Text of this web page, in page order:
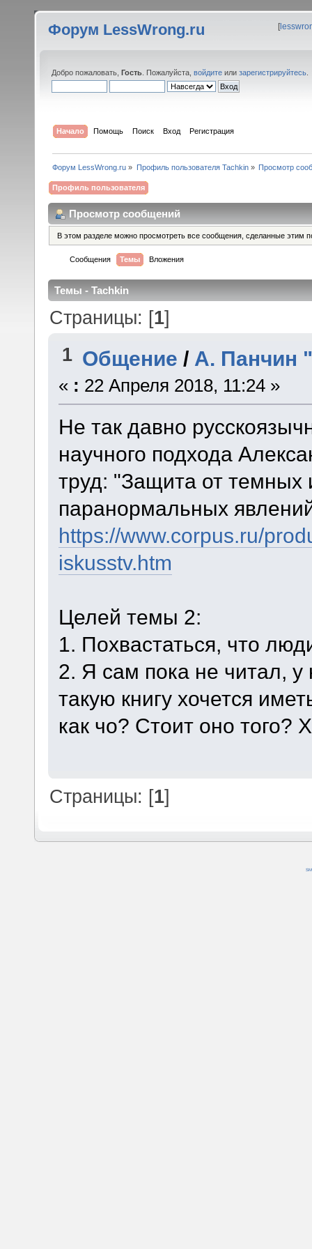
Форум LessWrong.ru [
Добро пожаловать, Гость . Пожалуйста, войдите или зарегистрируйтесь
Начало Помощь Поиск Вход Регистрация
Форум LessWrong.ru » Профиль пользователя Tachkin» Просмотр
Профиль пользователя
Просмотр сообщений
В этом разделе можно просмотреть все сообщения, сделанные этим
Сообщения Темы Вложения
Темы - Tachkin
Страницы: [1]
1 Общение / А. Панчин
« : 22 Апреля 2018, 11:24 »
Не так давно
научного подхода
труд: "Защита от темных
паранормальных
https://www.corpus.ru/
iskusstv.htm
Целей темы 2:
1. Похвастаться, что
2. Я сам пока не читал, у
такую книгу хочется
как чо? Стоит оно того?
Страницы: [1]